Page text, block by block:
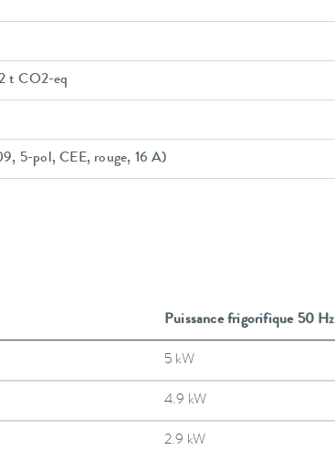
t CO2-eq
5-pol, CEE, rouge, 16 A)
Puissance frigorifique 50 Hz
5 kW
4.9 kW
2.9 kW